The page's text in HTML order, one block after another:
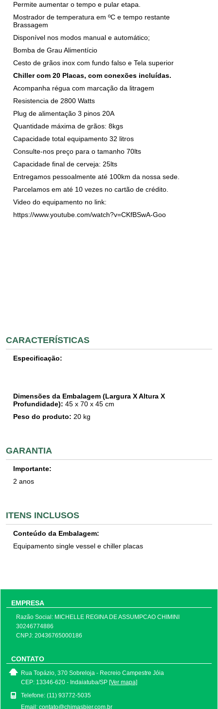
Permite aumentar o tempo e pular etapa.
Mostrador de temperatura em ºC e tempo restante
Brassagem
Disponível nos modos manual e automático;
Bomba de Grau Alimentício
Cesto de grãos inox com fundo falso e Tela superior
Chiller com 20 Placas, com conexões incluídas.
Acompanha régua com marcação da litragem
Resistencia de 2800 Watts
Plug de alimentação 3 pinos 20A
Quantidade máxima de grãos: 8kgs
Capacidade total equipamento 32 litros
Consulte-nos preço para o tamanho 70lts
Capacidade final de cerveja: 25lts
Entregamos pessoalmente até 100km da nossa sede.
Parcelamos em até 10 vezes no cartão de crédito.
Video do equipamento no link:
https://www.youtube.com/watch?v=CKfBSwA-Goo
CARACTERÍSTICAS
Especificação:
Dimensões da Embalagem (Largura X Altura X
Profundidade): 45 x 70 x 45 cm
Peso do produto: 20 kg
GARANTIA
Importante:
2 anos
ITENS INCLUSOS
Conteúdo da Embalagem:
Equipamento single vessel e chiller placas
EMPRESA
Razão Social: MICHELLE REGINA DE ASSUMPCAO CHIMINI
30246774886
CNPJ: 20436765000186
CONTATO
Rua Topázio, 370 Sobreloja - Recreio Campestre Jóia
CEP: 13346-620 - Indaiatuba/SP [Ver mapa]
Telefone: (11) 93772-5035
Email: contato@chimasbier.com.br